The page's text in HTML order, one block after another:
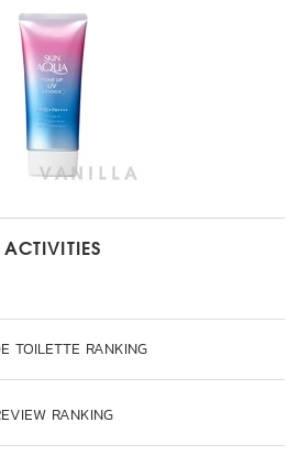
ACTIVITIES
TOILETTE RANKING
RANKING